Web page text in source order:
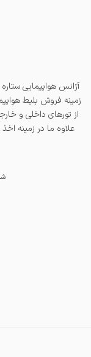
آژانس هواپیمایی
زمینه فروش بلیط
از تورهای داخلی و
علاوه ما در زمینه اخذ